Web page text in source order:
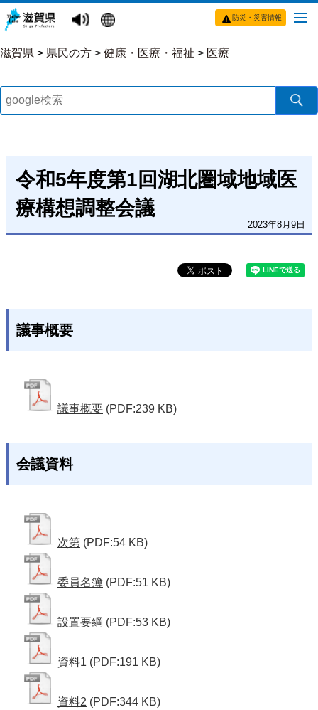
防災・災害情報
滋賀県 > 県民の方 > 健康・医療・福祉 > 医療
令和5年度第1回湖北圏域地域医
療構想調整会議
2023年8月9日
議事概要
議事概要 (PDF:239 KB)
会議資料
次第 (PDF:54 KB)
委員名簿 (PDF:51 KB)
設置要綱 (PDF:53 KB)
資料1 (PDF:191 KB)
資料2 (PDF:344 KB)